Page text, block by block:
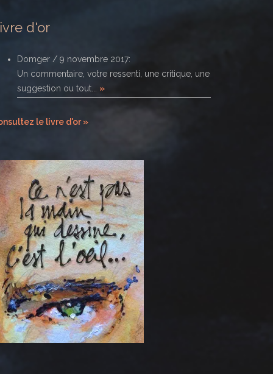
d'or
Domger / 9 novembre 2017:
Un commentaire, votre ressenti, une critique, une
suggestion ou tout... »
le livre d'or »